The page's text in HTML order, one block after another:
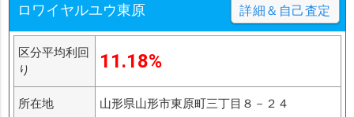
ロワイヤルユウ東原 詳細＆自己査定
区分平均利回
り
11.18%
所在地 山形県山形市東原町三丁目８－２４